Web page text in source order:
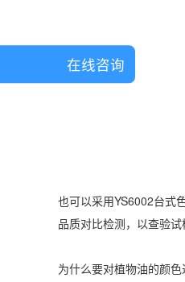
也可以采用YS6002台式
品质对比检测，以查验试
为什么要对植物油的颜
在线咨询